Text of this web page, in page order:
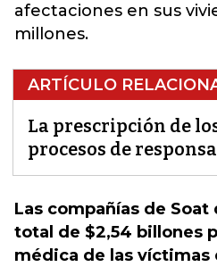
afectaciones en sus
millones.
ARTÍCULO
La prescripción de
procesos de
Las compañías de
total de $2,54 billones
médica de las víctimas